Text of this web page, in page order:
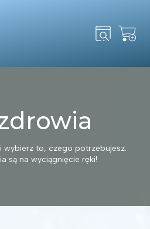
for:
wybierz to, czego potrzebujesz.
są na wyciągnięcie ręki!